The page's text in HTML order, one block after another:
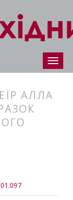
АЛЛА